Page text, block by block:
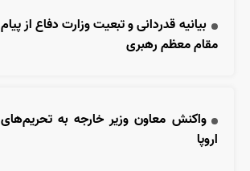
بیانیه قدردانی و تبعیت وزارت دفاع از پیام
مقام معظم رهبری
واکنش معاون وزیر خارجه به تحریم‌های
اروپا